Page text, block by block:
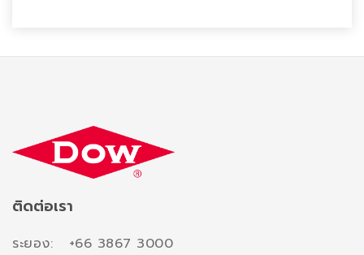
ติดต่อเรา
ระยอง: +66 3867 3000